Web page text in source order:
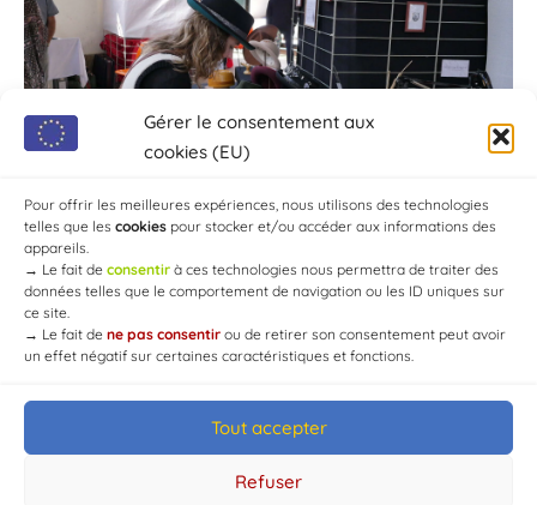
Gérer le consentement aux
cookies (EU)
Pour offrir les meilleures expériences, nous utilisons des technologies
telles que les cookies pour stocker et/ou accéder aux informations des
appareils.
→ Le fait de consentir à ces technologies nous permettra de traiter des
données telles que le comportement de navigation ou les ID uniques sur
ce site.
→ Le fait de ne pas consentir ou de retirer son consentement peut avoir
un effet négatif sur certaines caractéristiques et fonctions.
Tout accepter
Refuser
© Mairie de Chaource [2004-2024] | Tous droits réservés.
Developed byWEB3-DESIGN